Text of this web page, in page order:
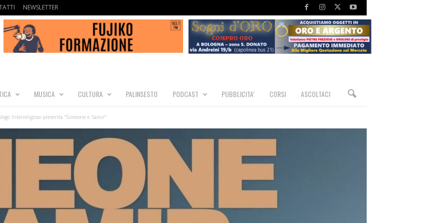
NEWSLETTER
MUSICA CULTURA PALINSESTO PODCAST PUBBLICITA’ CORSI ASCOLTACI
Interreligioso presenta “Simeone e Samir”